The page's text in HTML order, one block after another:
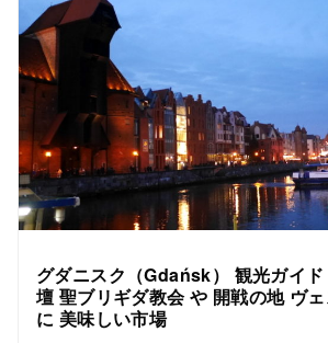
グダニスク（Gdańsk） 観光ガイ
壇 聖ブリギダ教会 や 開戦の地 ヴ
に 美味しい市場